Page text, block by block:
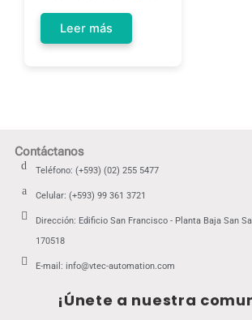
Leer más
Contáctanos
Teléfono: (+593) (02) 255 5477
Celular: (+593) 99 361 3721
Dirección: Edificio San Francisco - Planta Baja San
170518
E-mail: info@vtec-automation.com
¡Únete a nuestra